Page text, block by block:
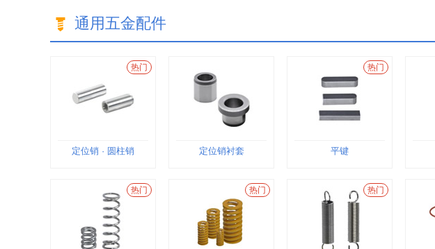
通用五金配件
热门
定位销 · 圆柱销 定位销衬套
热门
平键
热门 热门 热门